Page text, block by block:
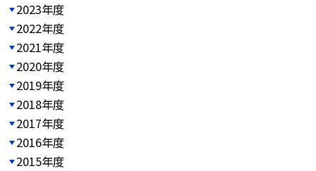
2023年度
2022年度
2021年度
2020年度
2019年度
2018年度
2017年度
2016年度
2015年度